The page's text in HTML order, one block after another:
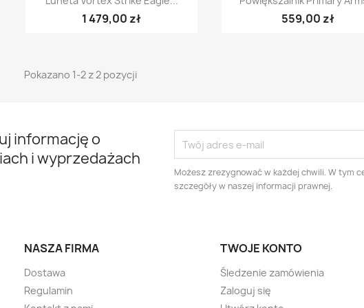
1 479,00 zł 559,00 zł
Pokazano 1-2 z 2 pozycji
informację o
i wyprzedażach
Możesz zrezygnować w każdej chwili. W tym
szczegóły w naszej informacji prawnej.
NASZA FIRMA
Dostawa
Regulamin
TWOJE KONTO
Śledzenie zamówienia
Zaloguj się